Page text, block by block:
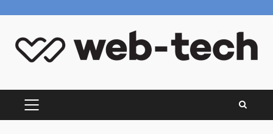
content
PRIMARY
MENU